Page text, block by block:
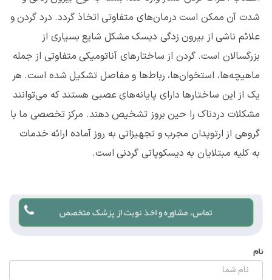
شدت آن ممکن است درمان‌های متفاوتی اتخاذ گردد. درد گردن و
علائم ناشی از بیرون زدگی دیسک مشکل شایع بسیاری از
بزرگسالان است. گردن از ساختارهای آناتومیکی متفاوتی از جمله
ماهیچه‌ها، استخوان‌ها، رباط‌ها و مفاصل تشکیل شده است. هر
یک از این ساختارها دارای پایانه‌های عصبی هستند که می‌توانند
مشکلات دردناک را حین بروز تشخیص دهند. مرکز تخصصی ما با
گروهی از ارتوپدان مجرب و تجهیزاتی به روز آماده ارائه خدمات
به کلیه مبتلایان به دیسکوپاتی گردنی است.
تماس، مشاوره و اخذ نوبت از پزشک متخصص
نام